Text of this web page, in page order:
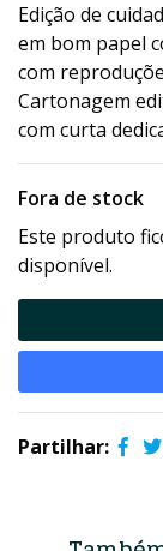
Edição de
em bom papel
com
Cartonagem
com curta
Fora de stock
Este produto
disponível.
Partilhar: